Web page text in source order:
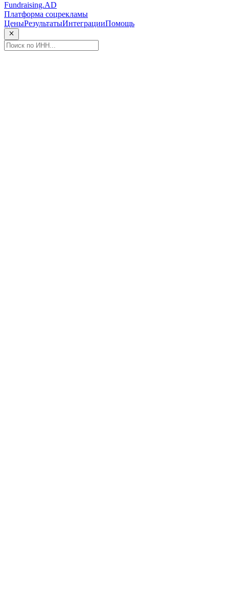
Fundraising.AD
Платформа соцрекламы
ЦеныРезультатыИнтеграцииПомощь